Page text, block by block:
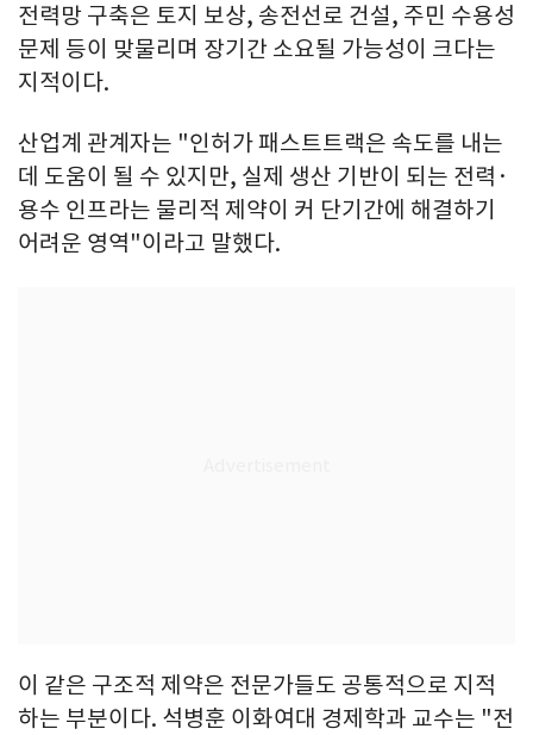
전력망 구축은 토지 보상, 송전선로 건설, 주민 수용성
문제 등이 맞물리며 장기간 소요될 가능성이 크다는
지적이다.
산업계 관계자는 "인허가 패스트트랙은 속도를 내는
데 도움이 될 수 있지만, 실제 생산 기반이 되는 전력·
용수 인프라는 물리적 제약이 커 단기간에 해결하기
어려운 영역"이라고 말했다.
이 같은 구조적 제약은 전문가들도 공통적으로 지적
하는 부분이다. 석병훈 이화여대 경제학과 교수는 "전